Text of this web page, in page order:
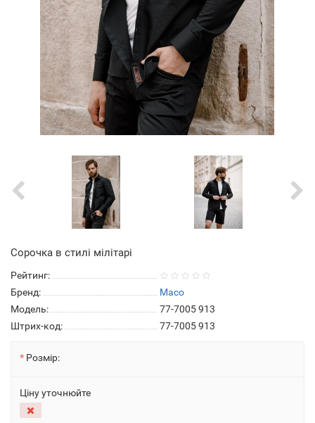
Сорочка в стилі мілітарі
Рейтинг:
Бренд:
Maco
Модель:
77-7005 913
Штрих-код:
77-7005 913
Розмір:
Ціну уточнюйте